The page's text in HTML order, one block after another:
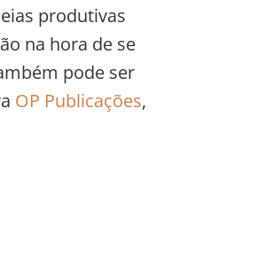
produtivas
na hora de se
pode ser
OP Publicações,